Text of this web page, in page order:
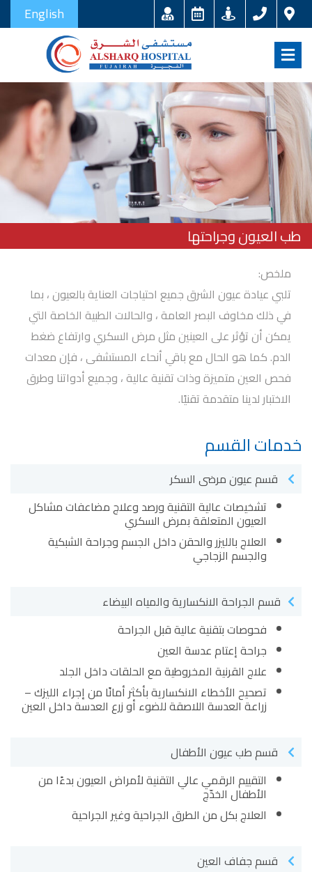
English
طب العيون وجراحتها
ملخص:
تلبي عيادة عيون الشرق جميع احتياجات العناية بالعيون ، بما
في ذلك مخاوف البصر العامة ، والحالات الطبية الخاصة التي
يمكن أن تؤثر على العينين مثل مرض السكري وارتفاع ضغط
الدم. كما هو الحال مع باقي أنحاء المستشفى ، فإن معدات
فحص العين متميزة وذات تقنية عالية ، وجميع أدواتنا وطرق
الاختبار لدينا متقدمة تقنيًا.
خدمات القسم
قسم عيون مرضى السكر
تشخيصات عالية التقنية ورصد وعلاج مضاعفات مشاكل
العيون المتعلقة بمرض السكري
العلاج بالليزر والحقن داخل الجسم وجراحة الشبكية
والجسم الزجاجي
قسم الجراحة الانكسارية والمياه البيضاء
فحوصات بتقنية عالية قبل الجراحة
جراحة إعتام عدسة العين
علاج القرنية المخروطية مع الحلقات داخل الجلد
تصحيح الأخطاء الانكسارية بأكثر أمانًا من إجراء الليزك –
زراعة العدسة اللاصقة للضوء أو زرع العدسة داخل العين
قسم طب عيون الأطفال
التقييم الرقمي عالي التقنية لأمراض العيون بدءًا من
الأطفال الخدّج
العلاج بكل من الطرق الجراحية وغير الجراحية
قسم جفاف العين